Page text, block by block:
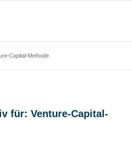
Capital-Methode
für: Venture-Capital-